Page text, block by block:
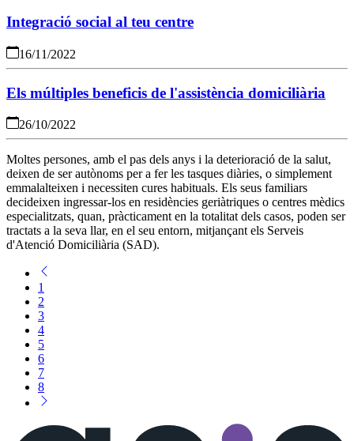
Integració social al teu centre
16/11/2022
Els múltiples beneficis de l'assistència domiciliària
26/10/2022
Moltes persones, amb el pas dels anys i la deterioració de la salut,
deixen de ser autònoms per a fer les tasques diàries, o simplement
emmalalteixen i necessiten cures habituals. Els seus familiars
decideixen ingressar-los en residències geriàtriques o centres mèdics
especialitzats, quan, pràcticament en la totalitat dels casos, poden ser
tractats a la seva llar, en el seu entorn, mitjançant els Serveis
d'Atenció Domiciliària (SAD).
1
2
3
4
5
6
7
8